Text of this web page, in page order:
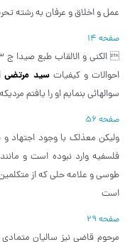
عمل و اخلاق و عرفان به رشته
صفحه 14
احوالات و کیفیاتسید مرتضی
سوالهائی بنمایم او را یافتم
صفحه 56
ولیکن معذلک با وجود اجتهاد
فلسفیه وارد نبوده است و
طوسی و علامه حلی که از
است
صفحه 29
مرحوم قاضی نیز سالیان